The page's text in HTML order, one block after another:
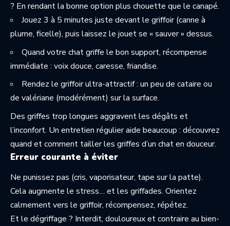
? En rendant la bonne option plus chouette que le canapé.
Jouez 3 à 5 minutes juste devant le griffoir (canne à
plume, ficelle), puis laissez le jouet se « sauver » dessus.
Quand votre chat griffe le bon support, récompense
immédiate : voix douce, caresse, friandise.
Rendez le griffoir ultra-attractif : un peu de cataire ou
de valériane (modérément) sur la surface.
Des griffes trop longues aggravent les dégâts et
l’inconfort. Un entretien régulier aide beaucoup : découvrez
quand et comment tailler les griffes d’un chat en douceur.
Erreur courante à éviter
Ne punissez pas (cris, vaporisateur, tape sur la patte).
Cela augmente le stress… et les griffades. Orientez
calmement vers le griffoir, récompensez, répétez.
Et le dégriffage ? Interdit, douloureux et contraire au bien-